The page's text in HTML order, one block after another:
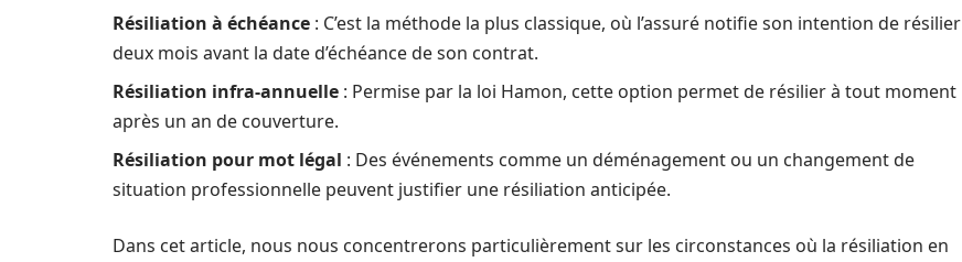
Résiliation à échéance : C’est la méthode la plus classique, où l’assuré notifie son intention de résilier
deux mois avant la date d’échéance de son contrat.
Résiliation infra-annuelle : Permise par la loi Hamon, cette option permet de résilier à tout moment
après un an de couverture.
Résiliation pour mot légal : Des événements comme un déménagement ou un changement de
situation professionnelle peuvent justifier une résiliation anticipée.
Dans cet article, nous nous concentrerons particulièrement sur les circonstances où la résiliation en